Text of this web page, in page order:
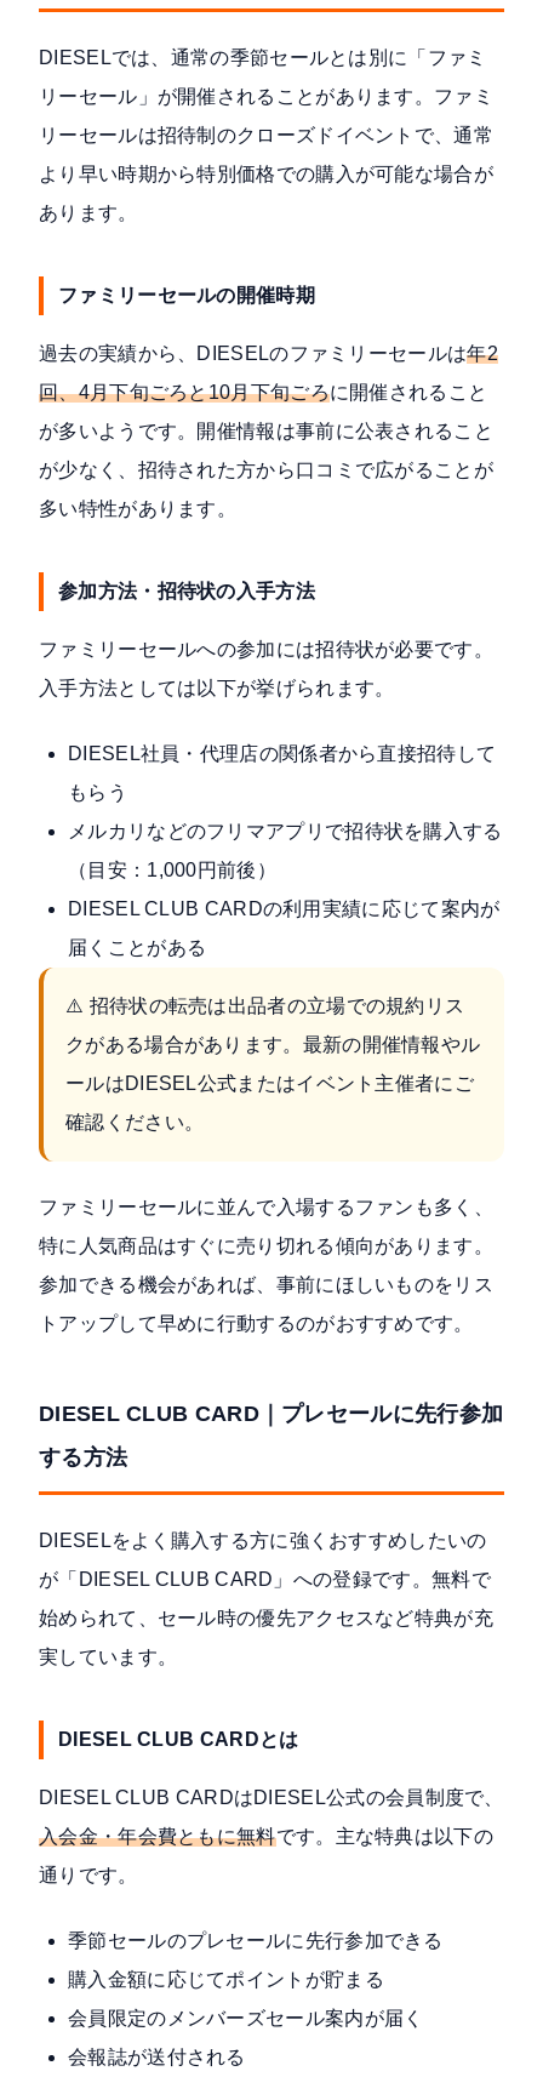
DIESELでは、通常の季節セールとは別に「ファミ
リーセール」が開催されることがあります。ファミ
リーセールは招待制のクローズドイベントで、通常
より早い時期から特別価格での購入が可能な場合が
あります。
ファミリーセールの開催時期
過去の実績から、DIESELのファミリーセールは年2
回、4月下旬ごろと10月下旬ごろに開催されること
が多いようです。開催情報は事前に公表されること
が少なく、招待された方から口コミで広がることが
多い特性があります。
参加方法・招待状の入手方法
ファミリーセールへの参加には招待状が必要です。
入手方法としては以下が挙げられます。
DIESEL社員・代理店の関係者から直接招待して
もらう
メルカリなどのフリマアプリで招待状を購入する
（目安：1,000円前後）
DIESEL CLUB CARDの利用実績に応じて案内が
届くことがある
⚠️ 招待状の転売は出品者の立場での規約リス
クがある場合があります。最新の開催情報やル
ールはDIESEL公式またはイベント主催者にご
確認ください。
ファミリーセールに並んで入場するファンも多く、
特に人気商品はすぐに売り切れる傾向があります。
参加できる機会があれば、事前にほしいものをリス
トアップして早めに行動するのがおすすめです。
DIESEL CLUB CARD｜プレセールに先行参加
する方法
DIESELをよく購入する方に強くおすすめしたいの
が「DIESEL CLUB CARD」への登録です。無料で
始められて、セール時の優先アクセスなど特典が充
実しています。
DIESEL CLUB CARDとは
DIESEL CLUB CARDはDIESEL公式の会員制度で、
入会金・年会費ともに無料です。主な特典は以下の
通りです。
季節セールのプレセールに先行参加できる
購入金額に応じてポイントが貯まる
会員限定のメンバーズセール案内が届く
会報誌が送付される